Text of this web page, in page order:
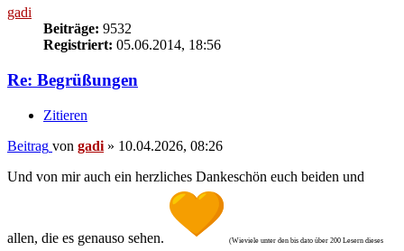
gadi
Beiträge: 9532
Registriert: 05.06.2014, 18:56
Re: Begrüßungen
Zitieren
Beitrag von gadi » 10.04.2026, 08:26
Und von mir auch ein herzliches Dankeschön euch beiden und
allen, die es genauso sehen.
(Wieviele unter den bis dato über 200 Lesern dieses